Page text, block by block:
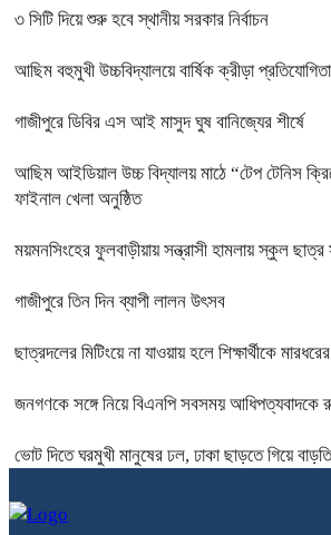
৩ সিটি দিয়ে শুরু হবে স্থানীয় সরকার নির্বাচন
আছিম বহুমুখী উচ্চবিদ্যালয়ে বার্ষিক ক্রীড়া
গাজীপুরে ডিবির এস আই মাসুদ ঘুষ বানিজ্যের শীর্ষে
আছিম আইডিয়াল উচ্চ বিদ্যালয় মাঠে “টেপ টেনিস
ফাইনাল খেলা অনুষ্ঠিত
ময়মনসিংহের ফুলবাড়ীয়ায় সন্ত্রাসী হামলায় স্কুল
গাজীপুরে তিন দিন ব্যাপী লালন উৎসব
ছাত্রদলের মিটিংয়ে না যাওয়ায় হলে শিক্ষার্থীকে
জনগণকে সঙ্গে নিয়ে বিএনপি সবসময়
ভোট দিতে ঘরমুখী মানুষের ঢল, ঢাকা ছাড়তে গিয়ে